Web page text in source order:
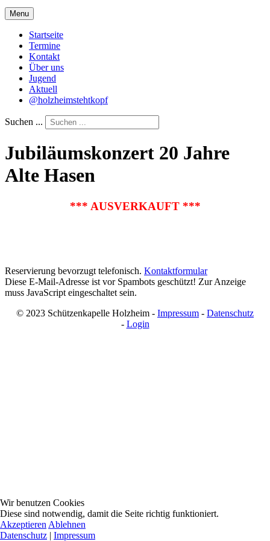
Menu
Startseite
Termine
Kontakt
Über uns
Jugend
Aktuell
@holzheimstehtkopf
Suchen ...
Jubiläumskonzert 20 Jahre
Alte Hasen
*** AUSVERKAUFT ***
Reservierung bevorzugt telefonisch. Kontaktformular
Diese E-Mail-Adresse ist vor Spambots geschützt! Zur Anzeige
muss JavaScript eingeschaltet sein.
© 2023 Schützenkapelle Holzheim - Impressum - Datenschutz
- Login
Wir benutzen Cookies
Diese sind notwendig, damit die Seite richtig funktioniert.
Akzeptieren Ablehnen
Datenschutz | Impressum